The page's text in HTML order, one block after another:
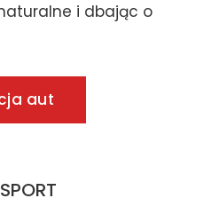
i dbając o
aut